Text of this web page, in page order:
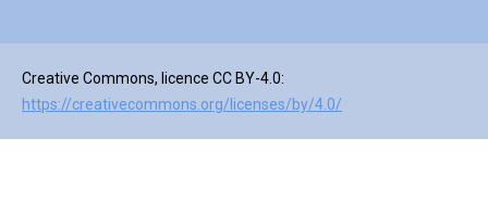
Creative Commons, licence CC BY-4.0:
https://creativecommons.org/licenses/by/4.0/